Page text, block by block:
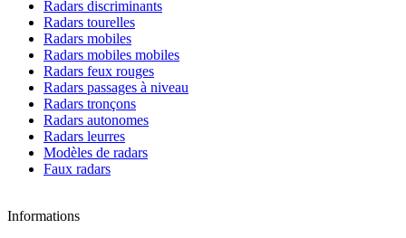
Radars discriminants
Radars tourelles
Radars mobiles
Radars mobiles mobiles
Radars feux rouges
Radars passages à niveau
Radars tronçons
Radars autonomes
Radars leurres
Modèles de radars
Faux radars
Informations